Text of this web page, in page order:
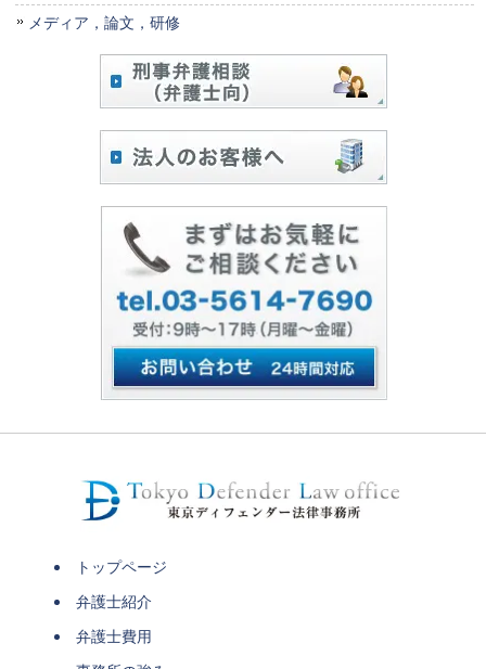
メディア，論文，研修
トップページ
弁護士紹介
弁護士費用